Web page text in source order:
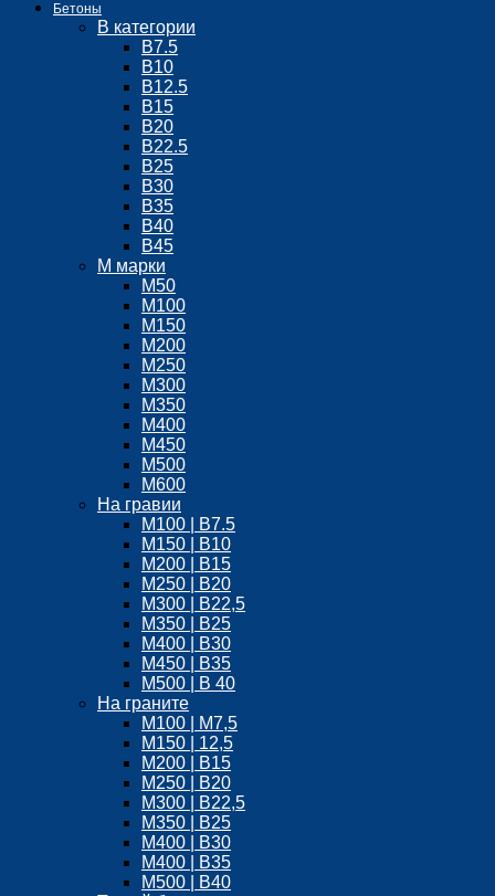
Бетоны
В категории
В7.5
В10
В12.5
B15
В20
В22.5
В25
В30
В35
В40
В45
М марки
М50
М100
М150
М200
М250
М300
М350
М400
М450
М500
М600
На гравии
М100 | B7.5
М150 | B10
М200 | B15
М250 | B20
М300 | B22,5
М350 | B25
M400 | В30
М450 | B35
M500 | B 40
На граните
M100 | М7,5
М150 | 12,5
М200 | B15
М250 | B20
M300 | B22,5
М350 | B25
M400 | B30
M400 | B35
M500 | B40